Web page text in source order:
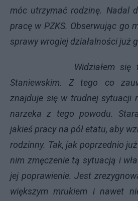
móc utrzymać rodzinę. Nadal
pracę w PZKS. Obserwując go
sprawy wrogiej działalności już
Widziałem się
Staniewskim. Z tego co
znajduje się w trudnej sytuacji
narzeka z tego powodu.
jakieś pracy na pół etatu, aby
rodzinny. Tak, jak poprzednio
nim zmęczenie tą sytuacją i
jej poprawienie. Jest
większym mrukiem i nawet